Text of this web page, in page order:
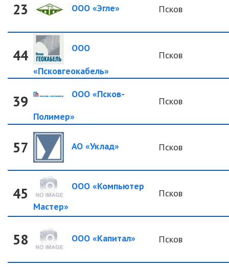
23 ООО «Эгле» Псков
44
ООО
«Псковгеокабель»
Псков
39
ООО «Псков-
Полимер»
Псков
57 АО «Уклад» Псков
45
ООО «Компьютер
Мастер»
Псков
58 ООО «Капитал» Псков